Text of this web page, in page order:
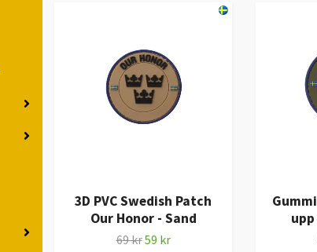
3D PVC Swedish Patch
Our Honor - Sand
69 kr59 kr